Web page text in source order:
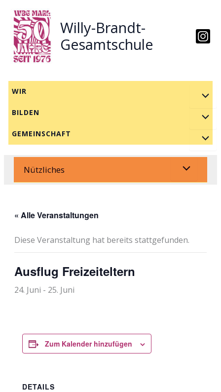
Inhalt
springen
Willy-Brandt-
Gesamtschule
WIR
BILDEN
GEMEINSCHAFT
Nützliches
« Alle Veranstaltungen
Diese Veranstaltung hat bereits stattgefunden.
Ausflug Freizeiteltern
24. Juni - 25. Juni
Zum Kalender hinzufügen
DETAILS